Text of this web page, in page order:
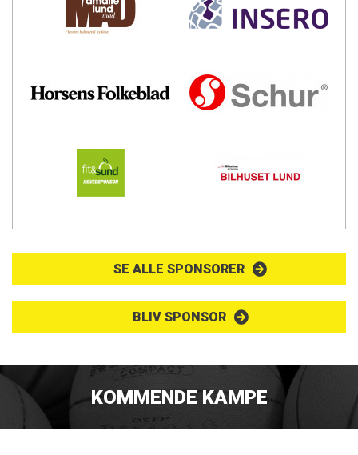
SE ALLE SPONSORER
BLIV SPONSOR
KOMMENDE KAMPE